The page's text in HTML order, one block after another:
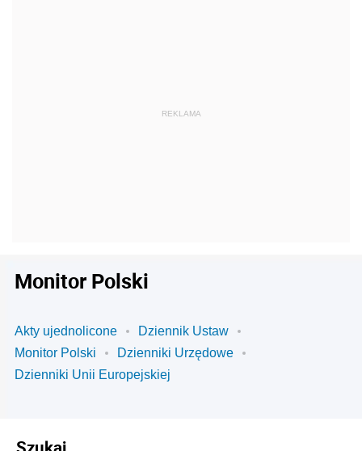
Monitor Polski
Akty ujednolicone
Dziennik Ustaw
Monitor Polski
Dzienniki Urzędowe
Dzienniki Unii Europejskiej